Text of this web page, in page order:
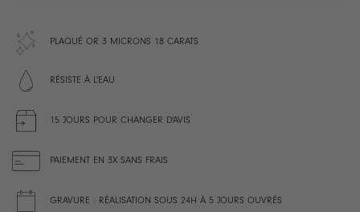
PLAQUÉ OR 3 MICRONS 18 CARATS
RÉSISTE À L'EAU
15 JOURS POUR CHANGER D'AVIS
PAIEMENT EN 3X SANS FRAIS
GRAVURE : RÉALISATION SOUS 24H À 5 JOURS OUVRÉS